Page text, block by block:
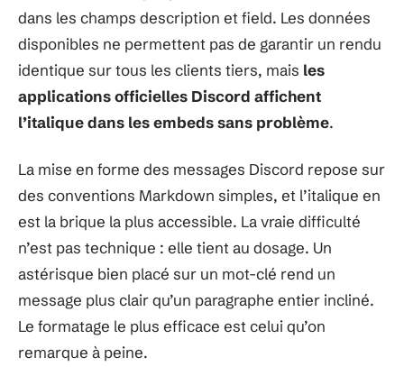
dans les champs description et field. Les données
disponibles ne permettent pas de garantir un rendu
identique sur tous les clients tiers, mais les
applications officielles Discord affichent
l’italique dans les embeds sans problème.
La mise en forme des messages Discord repose sur
des conventions Markdown simples, et l’italique en
est la brique la plus accessible. La vraie difficulté
n’est pas technique : elle tient au dosage. Un
astérisque bien placé sur un mot-clé rend un
message plus clair qu’un paragraphe entier incliné.
Le formatage le plus efficace est celui qu’on
remarque à peine.